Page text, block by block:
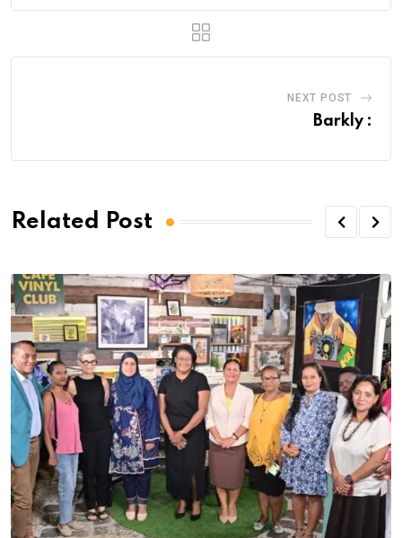
NEXT POST
Barkly :
Related Post